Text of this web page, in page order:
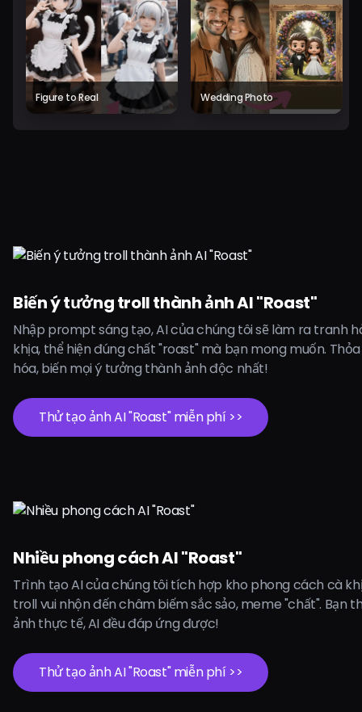
Figure to Real Wedding Photo
Biến ý tưởng troll thành ảnh AI "Roast"
Nhập prompt sáng tạo, AI của chúng tôi sẽ làm ra tranh
khịa, thể hiện đúng chất "roast" mà bạn mong muốn.
hóa, biến mọi ý tưởng thành ảnh độc nhất!
Thử tạo ảnh AI "Roast" miễn phí >>
Nhiều phong cách AI "Roast"
Trình tạo AI của chúng tôi tích hợp kho phong cách cà
troll vui nhộn đến châm biếm sắc sảo, meme "chất". Bạn
ảnh thực tế, AI đều đáp ứng được!
Thử tạo ảnh AI "Roast" miễn phí >>